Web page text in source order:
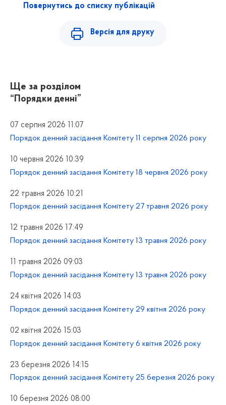
Повернутись до списку публікацій
Версія для друку
Ще за розділом
“Порядки денні”
07 серпня 2026 11:07
Порядок денний засідання Комітету 11 серпня 2026 року
10 червня 2026 10:39
Порядок денний засідання Комітету 18 червня 2026 року
22 травня 2026 10:21
Порядок денний засідання Комітету 27 травня 2026 року
12 травня 2026 17:49
Порядок денний засідання Комітету 13 травня 2026 року
11 травня 2026 09:03
Порядок денний засідання Комітету 13 травня 2026 року
24 квітня 2026 14:03
Порядок денний засідання Комітету 29 квітня 2026 року
02 квітня 2026 15:03
Порядок денний засідання Комітету 6 квітня 2026 року
23 березня 2026 14:15
Порядок денний засідання Комітету 25 березня 2026 року
10 березня 2026 08:00